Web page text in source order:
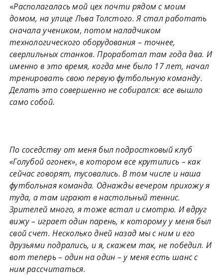
«Располагалась мой цех почти рядом с моим
домом, на улице Льва Толстого. Я стал работать
сначала учеником, потом наладчиком
технологического оборудования – точнее,
сверлильных станков. Проработал там года два. И
именно в это время, когда мне было 17 лет, начал
тренировать свою первую футбольную команду.
Делать это совершенно не собирался: все вышло
само собой.
По соседству от меня был подростковый клуб
«Голубой огонек», в котором все крутились – как
сейчас говорят, тусовались. В том числе и наша
футбольная команда. Однажды вечером прихожу я
туда, а там играют в настольный теннис.
Зрителей много, я тоже встал и смотрю. И вдруг
вижу – играет один парень, к которому у меня был
свой счет. Несколько дней назад мы с ним и его
друзьями подрались, и я, скажем так, не победил. И
вот теперь – один на один – у меня есть шанс с
ним рассчитаться.